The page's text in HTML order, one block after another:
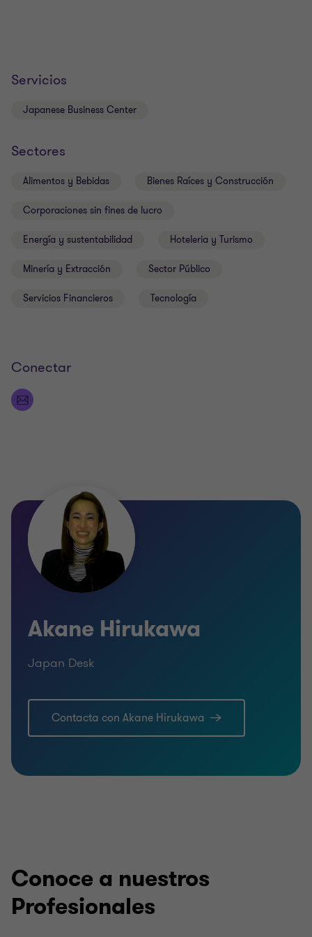
Servicios
Japanese Business Center
Sectores
Alimentos y Bebidas Bienes Raíces y Construcción
Corporaciones sin fines de lucro
Energía y sustentabilidad Hoteleria y Turismo
Minería y Extracción Sector Público
Servicios Financieros Tecnología
Conectar
Akane Hirukawa
Japan Desk
Contacta con Akane Hirukawa
Conoce a nuestros
Profesionales